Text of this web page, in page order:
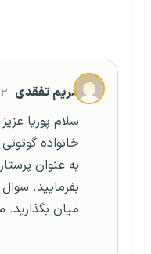
مریم تفقدی ۳ سال پیش
سلام پوریا
خانواده
به عنوان
بفرمایید. سوال
میان بگذارید.